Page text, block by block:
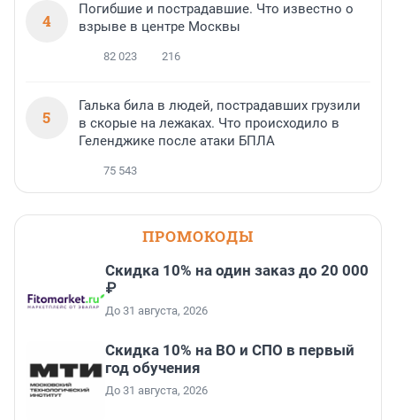
4
Погибшие и пострадавшие. Что известно о
взрыве в центре Москвы
82 023 216
5
Галька била в людей, пострадавших грузили
в скорые на лежаках. Что происходило в
Геленджике после атаки БПЛА
75 543
ПРОМОКОДЫ
Скидка 10% на один заказ до 20 000
₽
До 31 августа, 2026
Скидка 10% на ВО и СПО в первый
год обучения
До 31 августа, 2026